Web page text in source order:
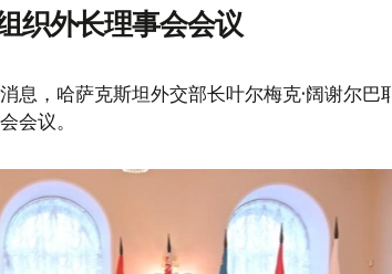
织外长理事会会议
息，哈萨克斯坦外交部长叶尔梅克·阔谢尔巴
会议。